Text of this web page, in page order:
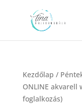
Kezdőlap /
ONLINE
foglalkozás)